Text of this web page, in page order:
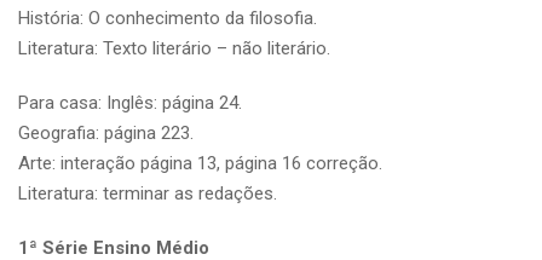
História: O conhecimento da filosofia.
Literatura: Texto literário – não literário.
Para casa: Inglês: página 24.
Geografia: página 223.
Arte: interação página 13, página 16 correção.
Literatura: terminar as redações.
1ª Série Ensino Médio